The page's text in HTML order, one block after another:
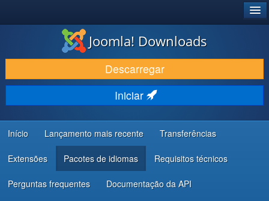
DESCARREGAR E EVOLUIR
DESCOBRIR E APRENDER
COMUNIDADE E SUPORTE
RECURSOS PARA PROGRAMADORES
Joomla! Downloads
Descarregar
Iniciar
Início Lançamento mais recente Transferências
Extensões Pacotes de idiomas Requisitos técnicos
Perguntas frequentes Documentação da API